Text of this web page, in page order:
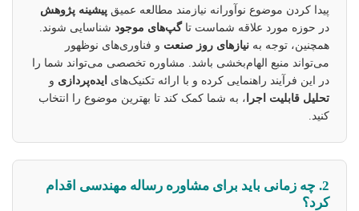
پیدا کردن موضوع نوآورانه نیازمند مطالعه عمیق پیشینه پژوهش
در حوزه مورد علاقه شماست تاگپ‌های موجود شناسایی شوند.
همچنین، توجه به نیازهای روز صنعت و فناوری‌های نوظهور
می‌تواند منبع الهام‌بخشی باشد. مشاوره تخصصی می‌تواند شما را
در این فرآیند راهنمایی کرده و با ارائه تکنیک‌های ایده‌پردازی و
تحلیل قابلیت اجرا ، به شما کمک کند تا بهترین موضوع را انتخاب
کنید.
2. چه زمانی باید برای مشاوره رساله مهندسی اقدام
کرد؟